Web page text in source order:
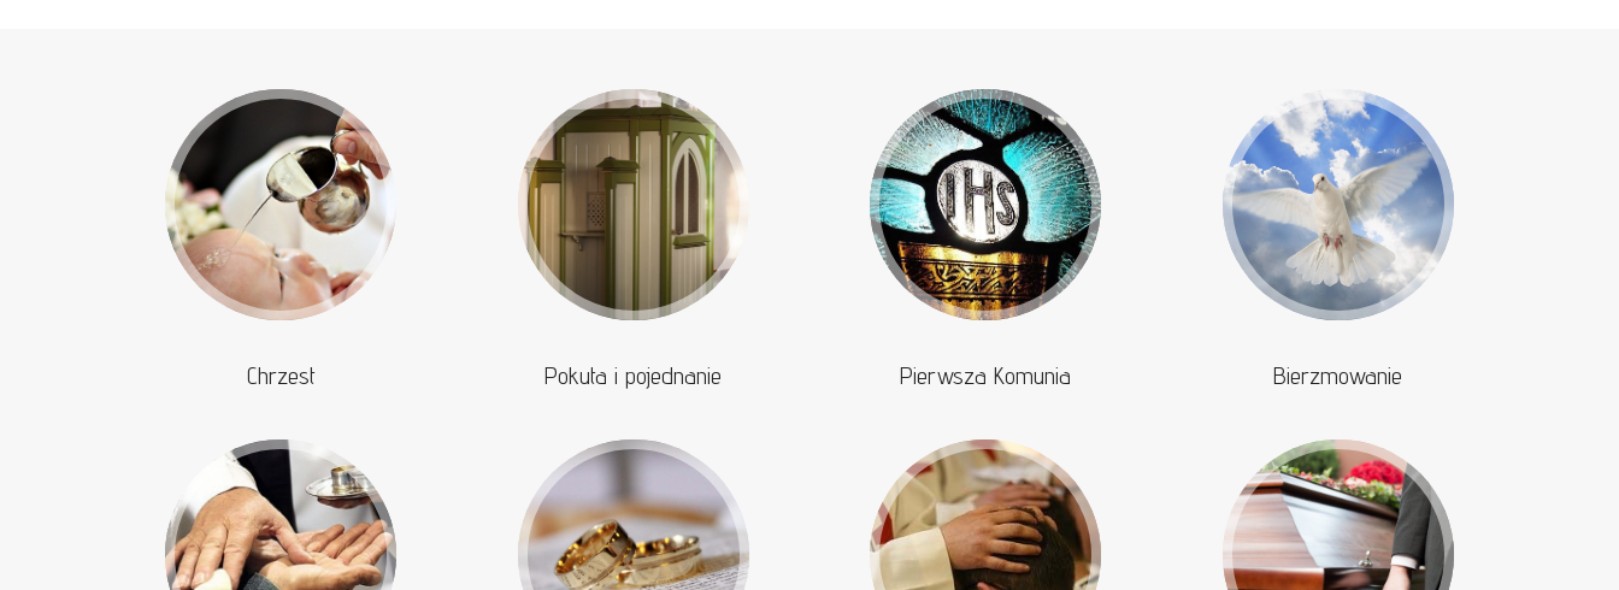
Chrzest Pokuta i pojednanie Pierwsza Komunia Bierzmowanie